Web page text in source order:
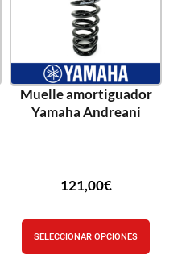
Muelle amortiguador
Yamaha Andreani
121,00€
SELECCIONAR OPCIONES